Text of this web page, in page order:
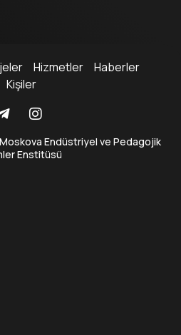
Endüstriyel ve Pedagojik
Enstitüsü
Hizmetler
Haberler
Kişiler